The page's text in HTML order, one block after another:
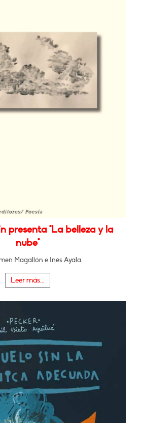
presenta "La belleza y la
nube"
Magallón e Inés Ayala.
Leer más...